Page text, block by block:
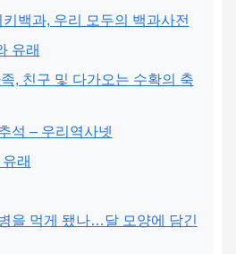
백과, 우리 모두의 백과사전
유래
, 친구 및 다가오는 수확의 축
석 – 우리역사넷
래
을 먹게 됐나…달 모양에 담긴